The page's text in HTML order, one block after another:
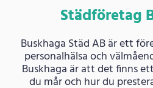
Städföretag
Buskhaga Städ AB är ett
personalhälsa och
Buskhaga är att det finns
du mår och hur du